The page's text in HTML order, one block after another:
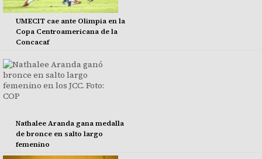
UMECIT cae ante Olimpia en la
Copa Centroamericana de la
Concacaf
Nathalee Aranda gana medalla
de bronce en salto largo
femenino